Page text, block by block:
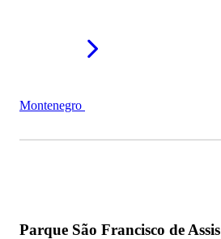
Montenegro
Parque São Francisco de Assis